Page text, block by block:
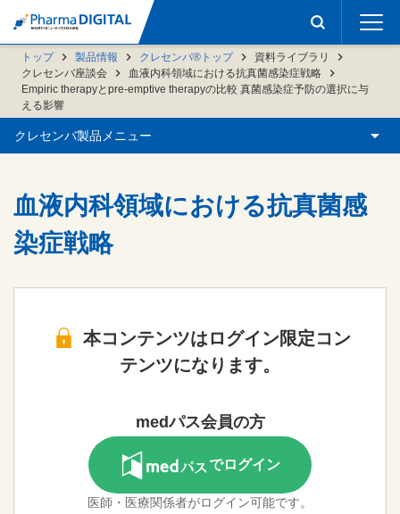
トップ 製品情報 クレセンバ®トップ
資料ライブラリ
クレセンバ座談会
血液内科領域における抗真菌感染症戦略
Empiric therapyとpre-emptive therapyの比較 真菌感染症予防の選択に与
える影響
クレセンバ製品メニュー
血液内科領域における抗真菌感
染症戦略
本コンテンツはログイン限定コン
テンツになります。
medパス会員の方
でログイン
医師・医療関係者がログイン可能です。